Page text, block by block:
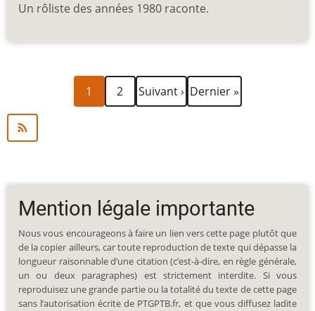
Un rôliste des années 1980 raconte.
Page
courante
1 Page
2
Page
suivante
Suivant › Dernière
page
Dernier »
Mention légale importante
Nous vous encourageons à faire un lien vers cette page plutôt que
de la copier ailleurs, car toute reproduction de texte qui dépasse la
longueur raisonnable d’une citation (c’est-à-dire, en règle générale,
un ou deux paragraphes) est strictement interdite. Si vous
reproduisez une grande partie ou la totalité du texte de cette page
sans l’autorisation écrite de PTGPTB.fr, et que vous diffusez ladite